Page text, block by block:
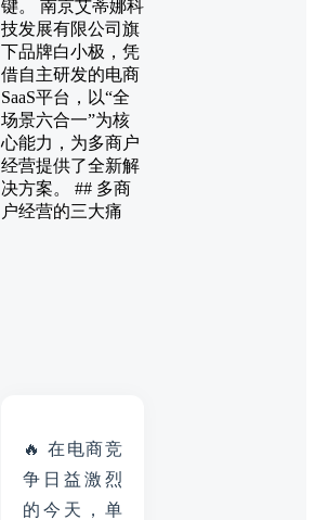
键。 南京艾蒂娜科
技发展有限公司旗
下品牌白小极，凭
借自主研发的电商
SaaS平台，以“全
场景六合一”为核
心能力，为多商户
经营提供了全新解
决方案。 ## 多商
户经营的三大痛
🔥 在电商竞
争日益激烈
的今天，单